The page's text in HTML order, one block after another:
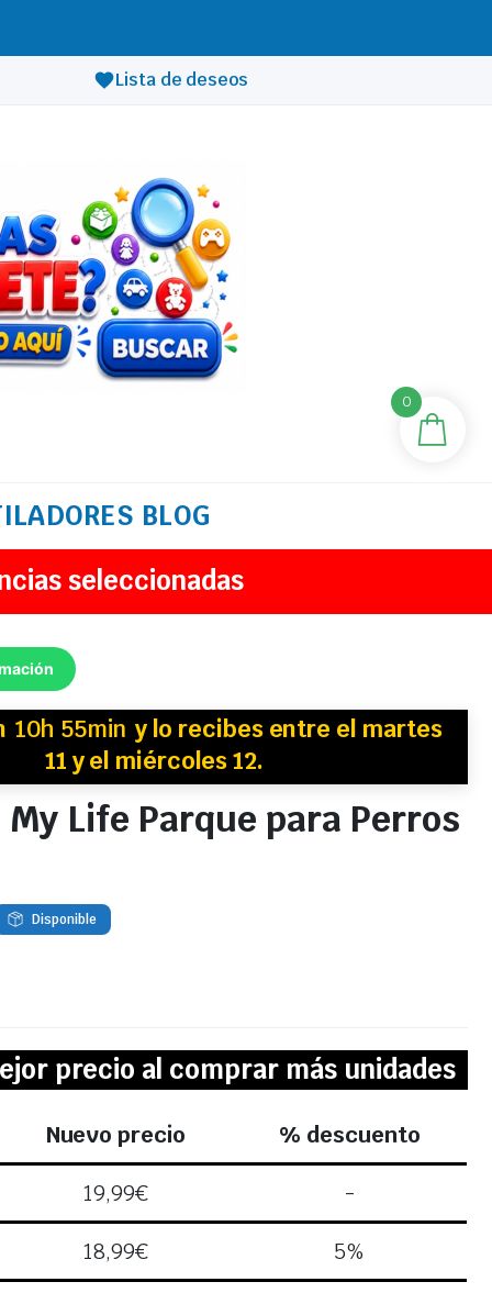
Lista de deseos
BLOG
seleccionadas
10h 55min y lo recibesentre el martes
11 y el miércoles 12.
Life Parque para Perros
Disponible
precio al comprar más unidades
Nuevo precio % descuento
19,99€ -
18,99€ 5%
0